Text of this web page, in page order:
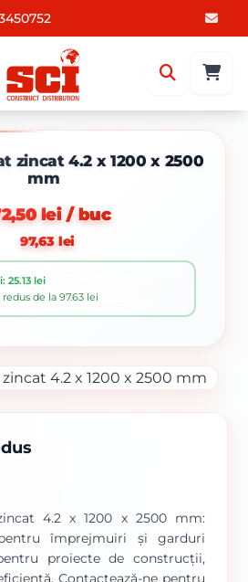
zincat 4.2 x 1200 x 2500
mm
lei / buc
97,63 lei
25.13 lei
de la 97.63 lei
4.2 x 1200 x 2500 mm:
împrejmuiri și garduri
proiecte de construcții,
Contactează-ne pentru